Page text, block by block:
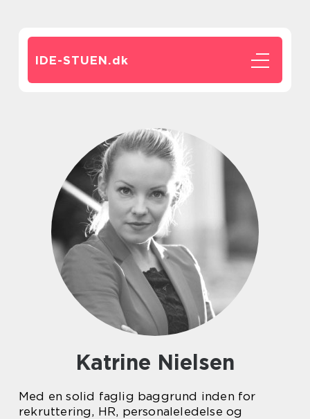
IDE-STUEN.dk
Katrine Nielsen
Med en solid faglig baggrund inden for
rekruttering, HR, personaleledelse og